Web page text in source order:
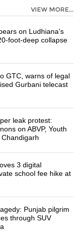
VIEW MORE...
on Ludhiana's
foot-deep collapse
GTC, warns of legal
Gurbani telecast
leak protest:
on ABVP, Youth
3 digital
school fee hike at
Punjab pilgrim
through SUV